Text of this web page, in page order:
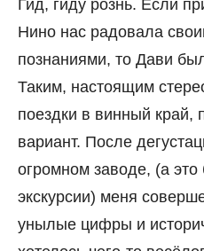
Гид, гиду рознь. Если
Нино нас радовала
познаниями, то Дави
Таким, настоящим
поездки в винный край,
вариант. После
огромном заводе, (а
экскурсии) меня
унылые цифры и